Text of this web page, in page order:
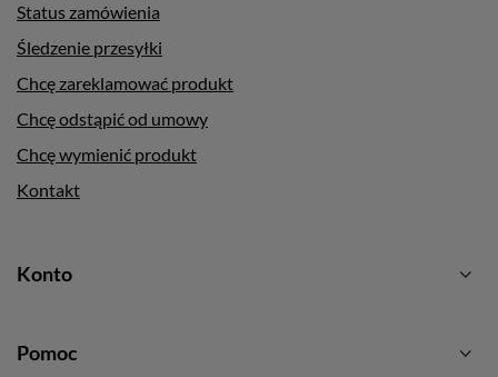
Status zamówienia
Śledzenie przesyłki
Chcę zareklamować produkt
Chcę odstąpić od umowy
Chcę wymienić produkt
Kontakt
Konto
Pomoc